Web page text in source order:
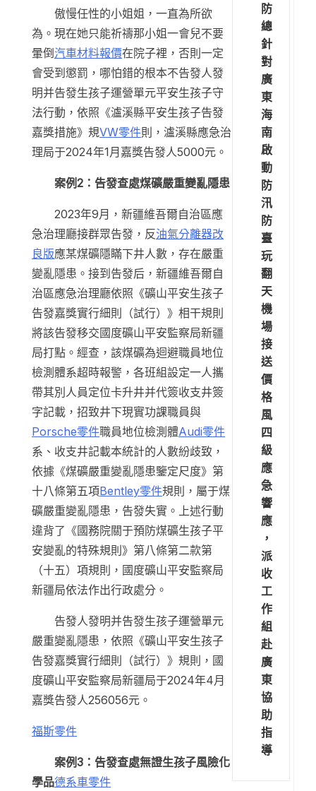
傲慢任性的小姐姐，一直為所欲
為。現在她只能祈禱那小姐一會兒不要
暈倒 汽車材料報價在院子裡，否則一定
會受到懲罰，哪怕錯的根本不告發人發
明并告發生孩子運營單元平安生孩子守
法行動，依照《瀘溪縣平安生孩子告發
嘉獎措施》規VW零件則，瀘溪縣應急治
理局于2024年1月嘉獎告發人5000元。
案例2：告發查處煤礦嚴重變亂隱患
2023年9月，新疆維吾爾自治區應
急治理廳接群眾告發，反油氣分離器改
良版應某煤礦隱瞞下井人數，存在嚴重
變亂隱患。接到告發后，新疆維吾爾自
治區應急治理廳依照《礦山平安生孩子
告發嘉獎實行細則（試行）》相干規則
將該告發移交國度礦山平安監察局新疆
局打點。經查，該煤礦為迴避職員地位
檢測體系超時報警，各班組設定一人攜
帶其別人員定位卡升井并代簽收支井簽
字記載，招致井下現實功課職員與
Porsche零件職員地位檢測體Audi零件
系、收支井記載本統計的人數紛歧致，
依據《煤礦嚴重變亂隱患鑒定尺度》第
十八條第五項Bentley零件規則，屬于煤
礦嚴重變亂隱患，告發失實。上述行動
違背了《國務院關于預防煤礦生孩子平
安變亂的特殊規則》第八條第二款第
（十五）項規則，國度礦山平安監察局
新疆局依法作出行政處分。
告發人發明并告發生孩子運營單元
嚴重變亂隱患，依照《礦山平安生孩子
告發嘉獎實行細則（試行）》規則，國
度礦山平安監察局新疆局于2024年4月
嘉獎告發人256056元。
福斯零件
案例3：告發查處無證生孩子風險化
學品德系車零件
防
總
針
對
廣
東
海
南
啟
動
防
汛
防
臺
玩
翻
天
機
場
接
送
價
格
風
四
級
應
急
響
應
，
派
收
工
作
組
赴
廣
東
協
助
指
導